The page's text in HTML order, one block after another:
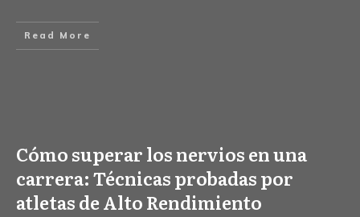
Read More
Cómo superar los nervios en una
carrera: Técnicas probadas por
atletas de Alto Rendimiento